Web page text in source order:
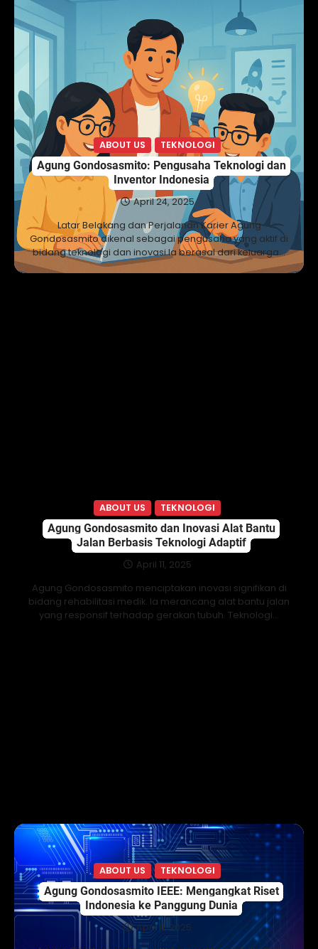
ABOUT US TEKNOLOGI
Agung Gondosasmito: Pengusaha Teknologi dan
Inventor Indonesia
April 24, 2025
Latar Belakang dan Perjalanan Karier Agung
Gondosasmito dikenal sebagai pengusaha yang aktif di
bidang teknologi dan inovasi.Ia berasal dari keluarga…
ABOUT US TEKNOLOGI
Agung Gondosasmito dan Inovasi Alat Bantu
Jalan Berbasis Teknologi Adaptif
April 11, 2025
Agung Gondosasmito menciptakan inovasi signifikan di
bidang rehabilitasi medik. Ia merancang alat bantu jalan
yang responsif terhadap gerakan tubuh. Teknologi…
ABOUT US TEKNOLOGI
Agung Gondosasmito IEEE: Mengangkat Riset
Indonesia ke Panggung Dunia
April 11, 2025